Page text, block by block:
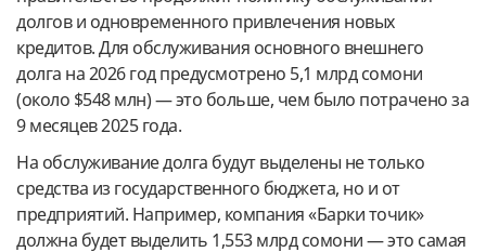
долгов и одновременного привлечения новых
кредитов. Для обслуживания основного внешнего
долга на 2026 год предусмотрено 5,1 млрд сомони
(около $548 млн) — это больше, чем было потрачено за
9 месяцев 2025 года.
На обслуживание долга будут выделены не только
средства из государственного бюджета, но и от
предприятий. Например, компания «Барки точик»
должна будет выделить 1,553 млрд сомони — это самая